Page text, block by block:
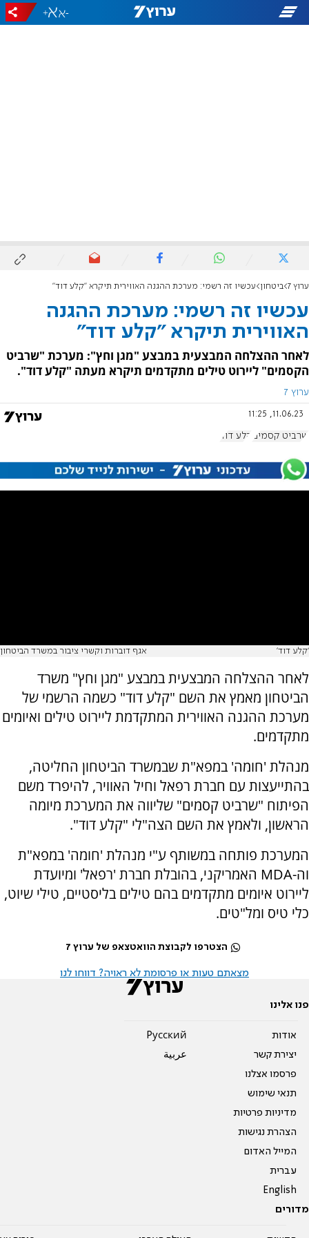
-
+
ערוץ 7 ביטחון עכשיו זה רשמי: מערכת ההגנה האווירית תיקרא "קלע דוד"
עכשיו זה רשמי: מערכת ההגנה
האווירית תיקרא "קלע דוד"
לאחר ההצלחה המבצעית במבצע "מגן וחץ": מערכת "שרביט
הקסמים" ליירוט טילים מתקדמים תיקרא מעתה "קלע דוד".
ערוץ 7
11.06.23, 11:25
שרביט קסמים קלע דוד
‘קלע דוד׳ אגף דוברות וקשרי ציבור במשרד הביטחון
לאחר ההצלחה המבצעית במבצע "מגן וחץ" משרד
הביטחון מאמץ את השם "קלע דוד" כשמה הרשמי של
מערכת ההגנה האווירית המתקדמת ליירוט טילים ואיומים
מתקדמים.
מנהלת 'חומה' במפא"ת שבמשרד הביטחון החליטה,
בהתייעצות עם חברת רפאל וחיל האוויר, להיפרד משם
הפיתוח "שרביט קסמים" שליווה את המערכת מיומה
הראשון, ולאמץ את השם הצה"לי "קלע דוד".
המערכת פותחה במשותף ע"י מנהלת 'חומה' במפא"ת
וה-MDA האמריקני, בהובלת חברת 'רפאל' ומיועדת
ליירוט איומים מתקדמים בהם טילים בליסטיים, טילי שיוט,
כלי טיס ומל"טים.
הצטרפו לקבוצת הוואטצאפ של ערוץ 7
מצאתם טעות או פרסומת לא ראויה? דווחו לנו
פנו אלינו
אודות
יצירת קשר
פרסמו אצלנו
תנאי שימוש
מדיניות פרטיות
הצהרת נגישות
המייל האדום
עברית
English
Pусский
عربية
מדורים